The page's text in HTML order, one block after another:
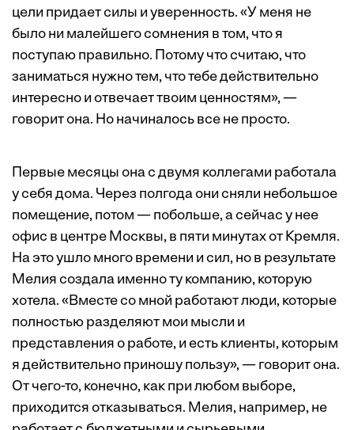
цели придает силы и уверенность. «У меня не
было ни малейшего сомнения в том, что я
поступаю правильно. Потому что считаю, что
заниматься нужно тем, что тебе действительно
интересно и отвечает твоим ценностям», —
говорит она. Но начиналось все не просто.
Первые месяцы она с двумя коллегами работала
у себя дома. Через полгода они сняли небольшое
помещение, потом — побольше, а сейчас у нее
офис в центре Москвы, в пяти минутах от Кремля.
На это ушло много времени и сил, но в результате
Мелия создала именно ту компанию, которую
хотела. «Вместе со мной работают люди, которые
полностью разделяют мои мысли и
представления о работе, и есть клиенты, которым
я действительно приношу пользу», — говорит она.
От чего-то, конечно, как при любом выборе,
приходится отказываться. Мелия, например, не